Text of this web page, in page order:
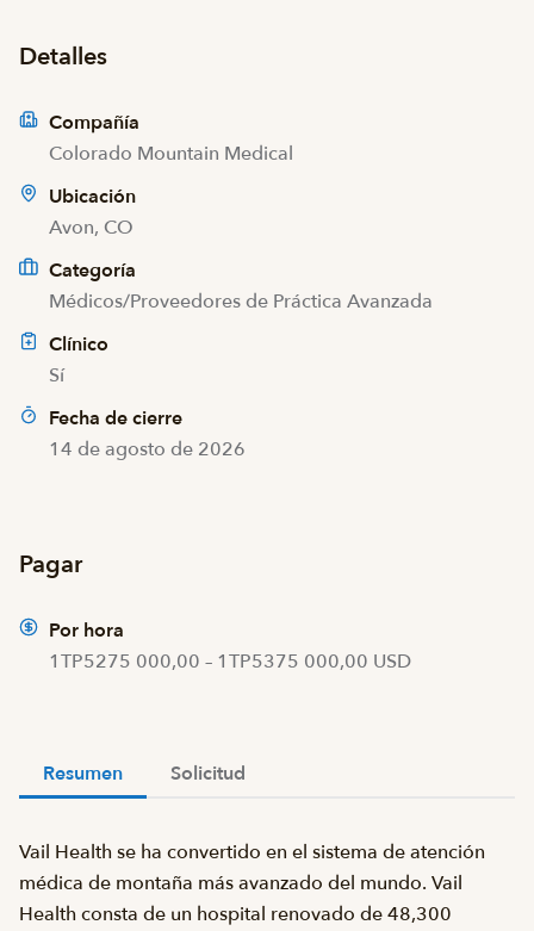
Detalles
Compañía
Colorado Mountain Medical
Ubicación
Avon, CO
Categoría
Médicos/Proveedores de Práctica Avanzada
Clínico
Sí
Fecha de cierre
14 de agosto de 2026
Pagar
Por hora
1TP5275 000,00 – 1TP5375 000,00 USD
Resumen Solicitud
Vail Health se ha convertido en el sistema de atención
médica de montaña más avanzado del mundo. Vail
Health consta de un hospital renovado de 48,300